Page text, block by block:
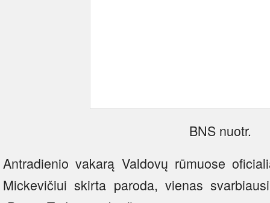
BNS nuotr.
Antradienio vakarą Valdovų rūmuose
Mickevičiui skirta paroda, vienas